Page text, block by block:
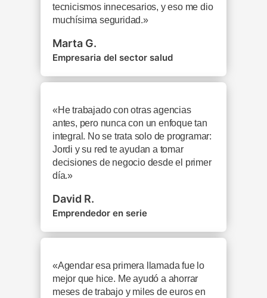
tecnicismos innecesarios, y eso me dio
muchísima seguridad.»
Marta G.
Empresaria del sector salud
«He trabajado con otras agencias
antes, pero nunca con un enfoque tan
integral. No se trata solo de programar:
Jordi y su red te ayudan a tomar
decisiones de negocio desde el primer
día.»
David R.
Emprendedor en serie
«Agendar esa primera llamada fue lo
mejor que hice. Me ayudó a ahorrar
meses de trabajo y miles de euros en